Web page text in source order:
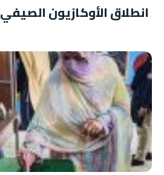
انطلاق الأوكازيون الصيفي 2026 في مصر